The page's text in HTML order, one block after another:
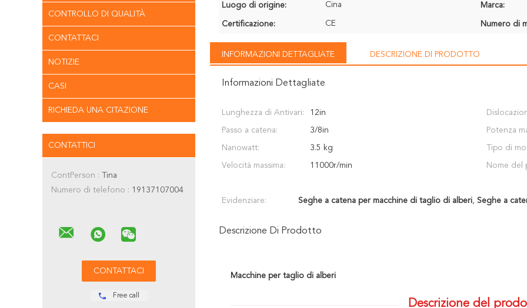
CONTROLLO DI QUALITÀ
CONTATTACI
NOTIZIE
CASI
RICHIEDA UNA CITAZIONE
CONTATTICI
ContPerson : Tina
Numero di telefono : 19137107004
Free call
Luogo di origine:
Cina Marca:
Certificazione: CE Numero di
INFORMAZIONI DETTAGLIATE DESCRIZIONE DI PRODOTTO
Informazioni Dettagliate
Lunghezza di Antivari: 12in
Passo a catena: 3/8in Potenza
Nanowatt: 3.5 kg Tipo di
Velocità massima: 11000r/min Nome del
Evidenziare: Seghe a catena per macchine di taglio di alberi, Seghe a
Descrizione Di Prodotto
Macchine per taglio di alberi
Descrizione del